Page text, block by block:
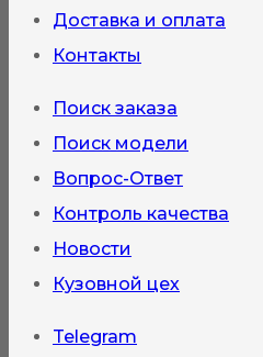
Доставка и оплата
Контакты
Поиск заказа
Поиск модели
Вопрос-Ответ
Контроль качества
Новости
Кузовной цех
Telegram